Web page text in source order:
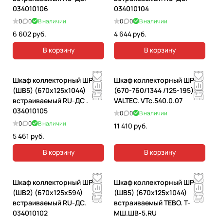
034010106
0 0 В наличии
6 602 руб.
В корзину
034010104
0 0 В наличии
4 644 руб.
В корзину
Шкаф коллекторный ШРВ5
(ШВ5) (670х125х1044)
встраиваемый RU-ДС .
034010105
0 0 В наличии
5 461 руб.
В корзину
Шкаф коллекторный ШРВ7
(670-760/1344 /125-195)
VALTEC. VTc.540.0.07
0 0 В наличии
11 410 руб.
В корзину
Шкаф коллекторный ШРВ2
(ШВ2) (670х125х594)
встраиваемый RU-ДС.
034010102
Шкаф коллекторный ШРВ5
(ШВ5) (670х125х1044)
встраиваемый ТЕВО. T-
МШ.ШВ-5.RU